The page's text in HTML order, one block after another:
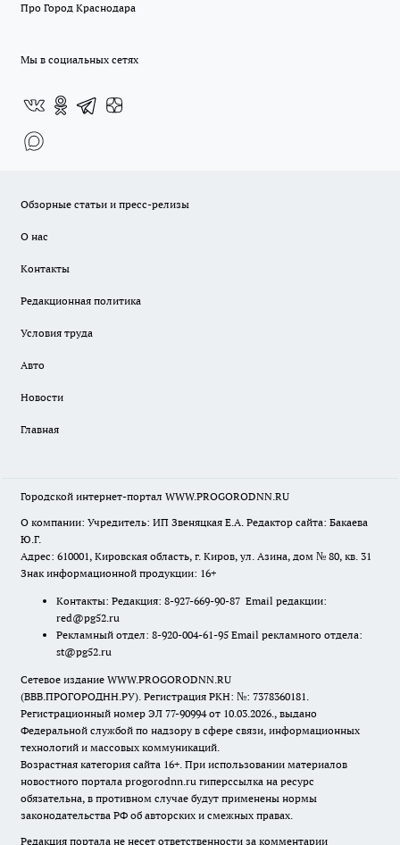
Про Город Краснодара
Мы в социальных сетях
Обзорные статьи и пресс-релизы
О нас
Контакты
Редакционная политика
Условия труда
Авто
Новости
Главная
Городской интернет-портал WWW.PROGORODNN.RU
О компании: Учредитель: ИП Звеняцкая Е.А. Редактор сайта: Бакаева
Ю.Г.
Адрес: 610001, Кировская область, г. Киров, ул. Азина, дом № 80, кв. 31
Знак информационной продукции: 16+
Контакты: Редакция: 8-927-669-90-87 Email редакции:
red@pg52.ru
Рекламный отдел: 8-920-004-61-95 Email рекламного отдела:
st@pg52.ru
Сетевое издание WWW.PROGORODNN.RU
(ВВВ.ПРОГОРОДНН.РУ). Регистрация РКН: №: 7378360181.
Регистрационный номер ЭЛ 77-90994 от 10.03.2026., выдано
Федеральной службой по надзору в сфере связи, информационных
технологий и массовых коммуникаций.
Возрастная категория сайта 16+. При использовании материалов
новостного портала progorodnn.ru гиперссылка на ресурс
обязательна, в противном случае будут применены нормы
законодательства РФ об авторских и смежных правах.
Редакция портала не несет ответственности за комментарии